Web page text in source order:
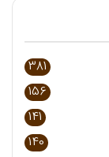
381
156
141
140